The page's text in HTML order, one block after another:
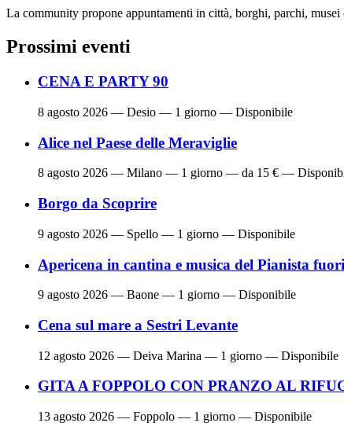
La community propone appuntamenti in città, borghi, parchi, musei
Prossimi eventi
CENA E PARTY 90
8 agosto 2026 — Desio — 1 giorno — Disponibile
Alice nel Paese delle Meraviglie
8 agosto 2026 — Milano — 1 giorno — da 15 € —
Borgo da Scoprire
9 agosto 2026 — Spello — 1 giorno — Disponibile
Apericena in cantina e musica del Pianista
9 agosto 2026 — Baone — 1 giorno — Disponibile
Cena sul mare a Sestri Levante
12 agosto 2026 — Deiva Marina — 1 giorno — Disponibile
GITA A FOPPOLO CON PRANZO AL
13 agosto 2026 — Foppolo — 1 giorno — Disponibile